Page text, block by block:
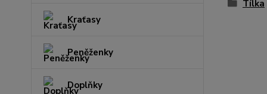
Kraťasy
Peněženky
Doplňky
Tílka